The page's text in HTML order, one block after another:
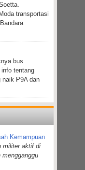
transportasi
bus
tentang
naik P9A dan
Kemampuan
militer aktif di